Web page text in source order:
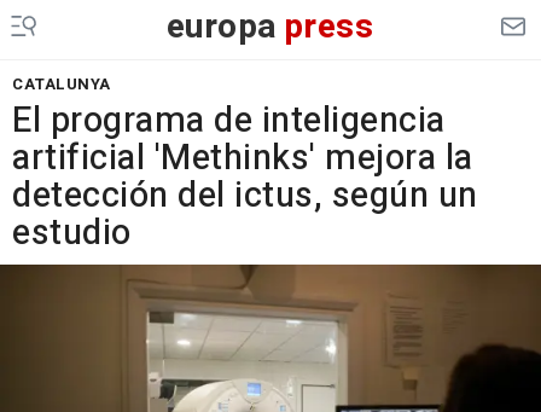
europa press
CATALUNYA
El programa de inteligencia
artificial 'Methinks' mejora la
detección del ictus, según un
estudio